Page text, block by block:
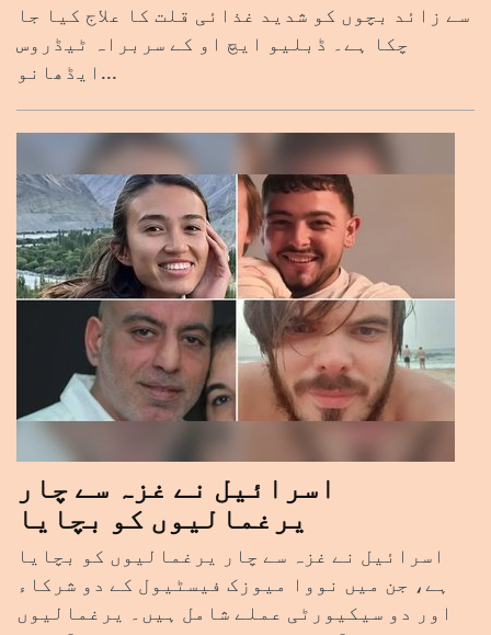
سے زائد بچوں کو شدید غذائی قلت کا علاج کیا جا
چکا ہے۔ ڈبلیو ایچ او کے سربراہ ٹیڈروس
ایڈھانو...
اسرائیل نے غزہ سے چار
یرغمالیوں کو بچایا
اسرائیل نے غزہ سے چار یرغمالیوں کو بچایا
ہے، جن میں نووا میوزک فیسٹیول کے دو شرکاء
اور دو سیکیورٹی عملے شامل ہیں۔ یرغمالیوں